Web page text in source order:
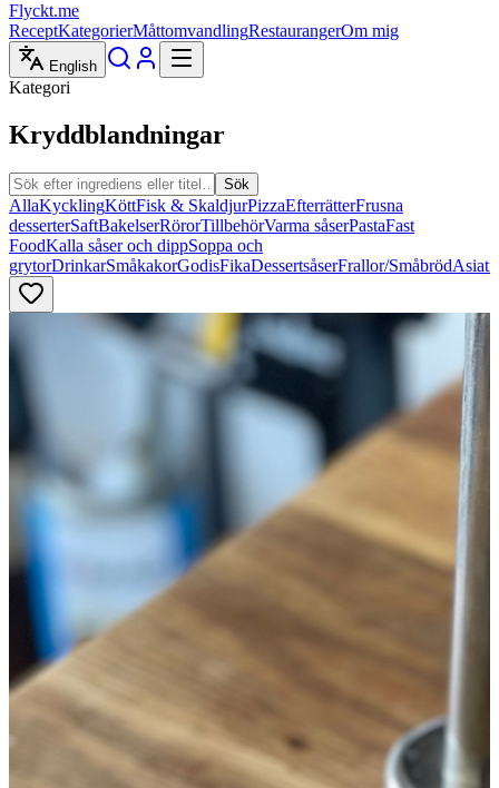
Flyckt.me
ReceptKategorierMåttomvandlingRestaurangerOm mig
English
Kategori
Kryddblandningar
Sök
AllaKycklingKöttFisk & SkaldjurPizzaEfterrätterFrusna
desserterSaftBakelserRörorTillbehörVarma såserPastaFast
FoodKalla såser och dippSoppa och
grytorDrinkarSmåkakorGodisFikaDessertsåserFrallor/Småbröd